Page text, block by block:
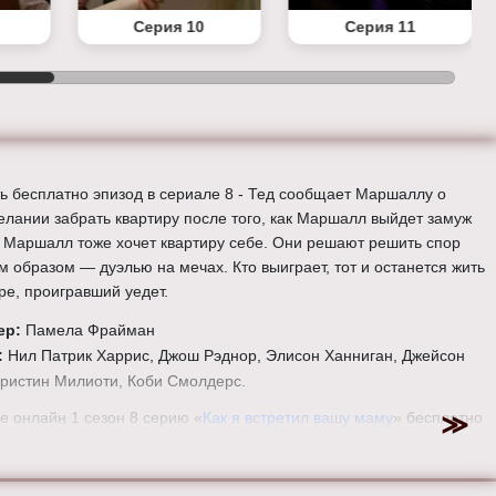
Серия 10 Серия 11
бесплатно эпизод в сериале 8 - Тед сообщает Маршаллу о
забрать квартиру после того, как Маршалл выйдет замуж
Маршалл тоже хочет квартиру себе. Они решают решить спор
образом — дуэлью на мечах. Кто выиграет, тот и останется жить
проигравший уедет.
Памела Фрайман
Нил Патрик Харрис, Джош Рэднор, Элисон Ханниган, Джейсон
Милиоти, Коби Смолдерс.
онлайн 1 сезон 8 серию «Как я встретил вашу маму» бесплатно